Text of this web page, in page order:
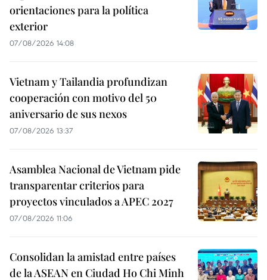
orientaciones para la política
exterior
07/08/2026 14:08
Vietnam y Tailandia profundizan
cooperación con motivo del 50
aniversario de sus nexos
07/08/2026 13:37
Asamblea Nacional de Vietnam pide
transparentar criterios para
proyectos vinculados a APEC 2027
07/08/2026 11:06
Consolidan la amistad entre países
de la ASEAN en Ciudad Ho Chi Minh